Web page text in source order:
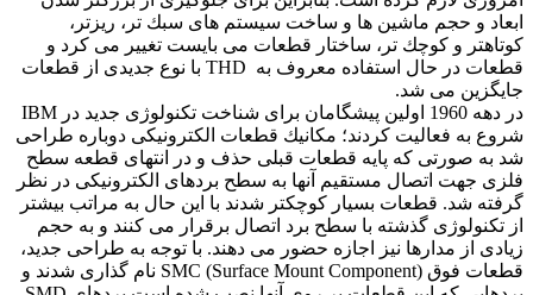
ابعاد و حجم ماشین ها و ساخت سیستم های سبك تر، ریزتر،
كوتاهتر و كوچك تر، ساختار قطعات می بایست تغییر می کرد و
قطعات در حال استفاده معروف به THD با نوع جدیدی از قطعات
جایگزین می شد.
در دهه 1960 اولین پیشگامان برای شناخت تكنولوژی جدید در IBM
شروع به فعالیت كردند؛ مكانیك قطعات الکترونیکی دوباره طراحی
شد به صورتی که پایه قطعات قبلی حذف و در انتهای قطعه سطح
فلزی جهت اتصال مستقیم آنها به سطح بردهای الکترونیکی در نظر
گرفته شد. قطعات بسیار کوچکتر شدند با این حال به مراتب بیشتر
از تکنولوژی گذشته با سطح برد اتصال برقرار می كنند و به حجم
زیادی از مدارها نیز اجازه حضور می دهند. با توجه به طراحی جدید،
قطعات فوق SMC (Surface Mount Component) نام گذاری شدند و